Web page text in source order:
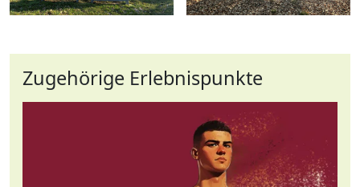
Zugehörige Erlebnispunkte